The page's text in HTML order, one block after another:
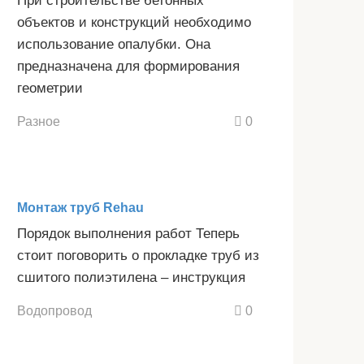
объектов и конструкций необходимо
использование опалубки. Она
предназначена для формирования
геометрии
Разное 0
Монтаж труб Rehau
Порядок выполнения работ Теперь
стоит поговорить о прокладке труб из
сшитого полиэтилена – инструкция
Водопровод 0